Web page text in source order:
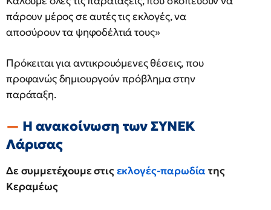
πάρουν μέρος σε αυτές τις εκλογές, να
αποσύρουν τα ψηφοδέλτιά τους»
Πρόκειται για αντικρουόμενες θέσεις, που
προφανώς δημιουργούν πρόβλημα στην
παράταξη.
Η ανακοίνωση των ΣΥΝΕΚ
Λάρισας
Δε συμμετέχουμε στιςεκλογές-παρωδίατης
Κεραμέως